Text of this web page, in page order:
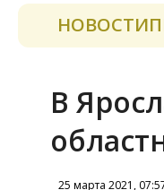
НОВОСТИ
В
25 марта 2021,